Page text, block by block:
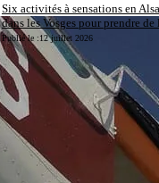
Six activités à sensations en
dans les Vosges pour prendre de
Publié le :12 juillet 2026